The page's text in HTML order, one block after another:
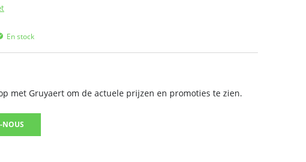
En stock
met Gruyaert om de actuele prijzen en promoties te zien.
NOUS